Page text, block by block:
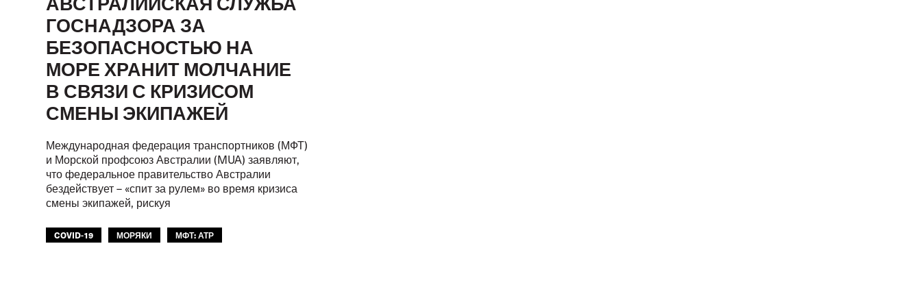
ГОСНАДЗОРА ЗА
БЕЗОПАСНОСТЬЮ НА
МОРЕ ХРАНИТ МОЛЧАНИЕ
В СВЯЗИ С КРИЗИСОМ
СМЕНЫ ЭКИПАЖЕЙ
Международная федерация транспортников (МФТ)
и Морской профсоюз Австралии (MUA) заявляют,
что федеральное правительство Австралии
бездействует – «спит за рулем» во время кризиса
смены экипажей, рискуя
COVID-19 МОРЯКИ МФТ: АТР